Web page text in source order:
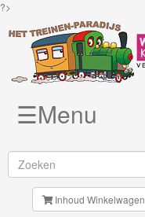
?>
Brio
Treinen
☰Menu
Inhoud Winkelwagen